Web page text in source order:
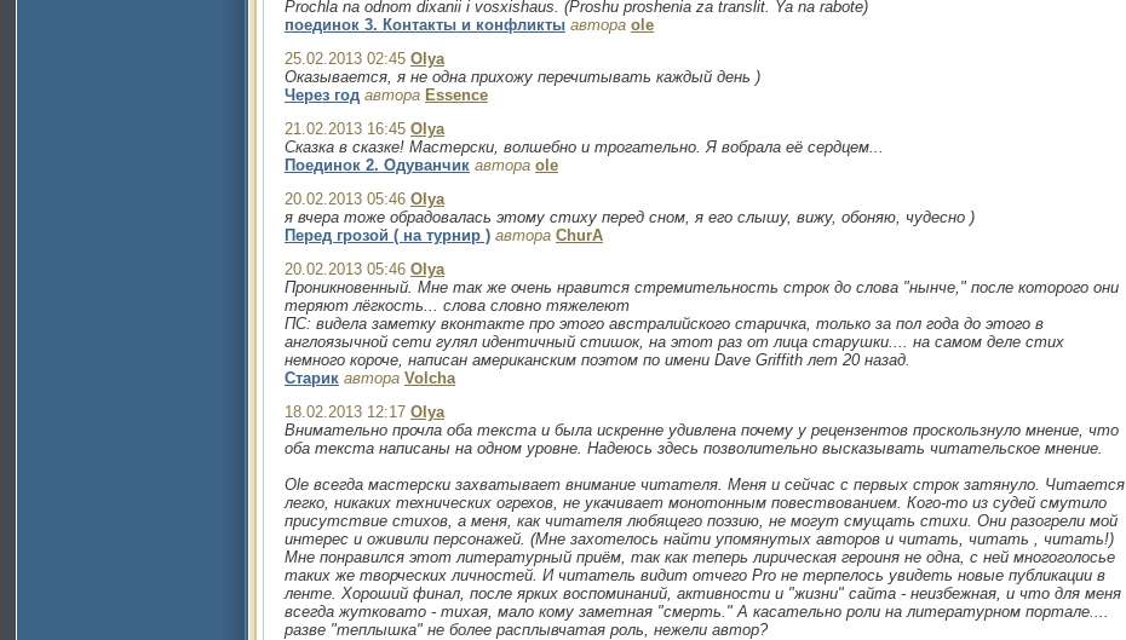
Prochla na odnom dixanii i vosxishaus. (Proshu proshenia za translit. Ya na rabote)
поединок 3. Контакты и конфликты автора ole
25.02.2013 02:45 Olya
Оказывается, я не одна прихожу перечитывать каждый день )
Через год автора Essence
21.02.2013 16:45 Olya
Сказка в сказке! Мастерски, волшебно и трогательно. Я вобрала её сердцем...
Поединок 2. Одуванчик автора ole
20.02.2013 05:46 Olya
я вчера тоже обрадовалась этому стиху перед сном, я его слышу, вижу, обоняю, чудесно )
Перед грозой ( на турнир ) автора ChurA
20.02.2013 05:46 Olya
Проникновенный. Мне так же очень нравится стремительность строк до слова "нынче," после которого они
теряют лёгкость... слова словно тяжелеют
ПС: видела заметку вконтакте про этого австралийского старичка, только за пол года до этого в
англоязычной сети гулял идентичный стишок, на этот раз от лица старушки.... на самом деле стих
немного короче, написан американским поэтом по имени Dave Griffith лет 20 назад.
Старик автора Volcha
18.02.2013 12:17 Olya
Внимательно прочла оба текста и была искренне удивлена почему у рецензентов проскользнуло мнение, что
оба текста написаны на одном уровне. Надеюсь здесь позволительно высказывать читательское мнение.
Ole всегда мастерски захватывает внимание читателя. Меня и сейчас с первых строк затянуло. Читается
легко, никаких технических огрехов, не укачивает монотонным повествованием. Кого-то из судей смутило
присутствие стихов, а меня, как читателя любящего поэзию, не могут смущать стихи. Они разогрели мой
интерес и оживили персонажей. (Мне захотелось найти упомянутых авторов и читать, читать , читать!)
Мне понравился этот литературный приём, так как теперь лирическая героиня не одна, с ней многоголосье
таких же творческих личностей. И читатель видит отчего Pro не терпелось увидеть новые публикации в
ленте. Хороший финал, после ярких воспоминаний, активности и "жизни" сайта - неизбежная, и что для меня
всегда жутковато - тихая, мало кому заметная "смерть." А касательно роли на литературном портале....
разве "теплышка" не более расплывчатая роль, нежели автор?